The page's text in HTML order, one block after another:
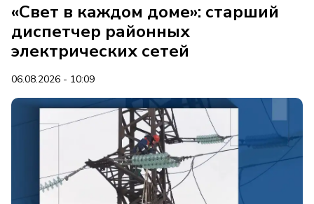
«Свет в каждом доме»: старший
диспетчер районных
электрических сетей
06.08.2026 - 10:09